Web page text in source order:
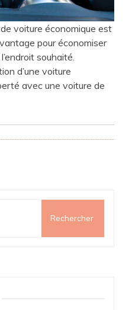
voiture économique est
pour économiser
souhaité.
d’une voiture
avec une voiture de